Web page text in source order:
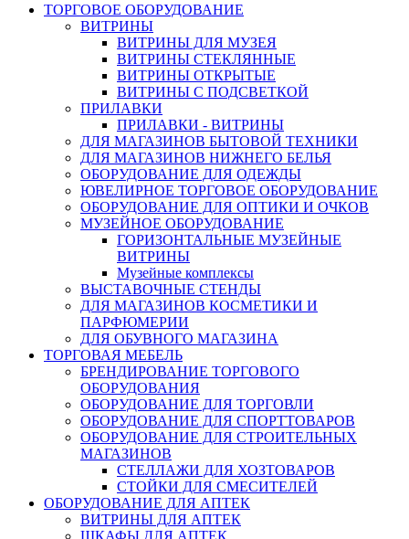
ТОРГОВОЕ ОБОРУДОВАНИЕ
ВИТРИНЫ
ВИТРИНЫ ДЛЯ МУЗЕЯ
ВИТРИНЫ СТЕКЛЯННЫЕ
ВИТРИНЫ ОТКРЫТЫЕ
ВИТРИНЫ С ПОДСВЕТКОЙ
ПРИЛАВКИ
ПРИЛАВКИ - ВИТРИНЫ
ДЛЯ МАГАЗИНОВ БЫТОВОЙ ТЕХНИКИ
ДЛЯ МАГАЗИНОВ НИЖНЕГО БЕЛЬЯ
ОБОРУДОВАНИЕ ДЛЯ ОДЕЖДЫ
ЮВЕЛИРНОЕ ТОРГОВОЕ ОБОРУДОВАНИЕ
ОБОРУДОВАНИЕ ДЛЯ ОПТИКИ И ОЧКОВ
МУЗЕЙНОЕ ОБОРУДОВАНИЕ
ГОРИЗОНТАЛЬНЫЕ МУЗЕЙНЫЕ
ВИТРИНЫ
Музейные комплексы
ВЫСТАВОЧНЫЕ СТЕНДЫ
ДЛЯ МАГАЗИНОВ КОСМЕТИКИ И
ПАРФЮМЕРИИ
ДЛЯ ОБУВНОГО МАГАЗИНА
ТОРГОВАЯ МЕБЕЛЬ
БРЕНДИРОВАНИЕ ТОРГОВОГО
ОБОРУДОВАНИЯ
ОБОРУДОВАНИЕ ДЛЯ ТОРГОВЛИ
ОБОРУДОВАНИЕ ДЛЯ СПОРТТОВАРОВ
ОБОРУДОВАНИЕ ДЛЯ СТРОИТЕЛЬНЫХ
МАГАЗИНОВ
СТЕЛЛАЖИ ДЛЯ ХОЗТОВАРОВ
СТОЙКИ ДЛЯ СМЕСИТЕЛЕЙ
ОБОРУДОВАНИЕ ДЛЯ АПТЕК
ВИТРИНЫ ДЛЯ АПТЕК
ШКАФЫ ДЛЯ АПТЕК